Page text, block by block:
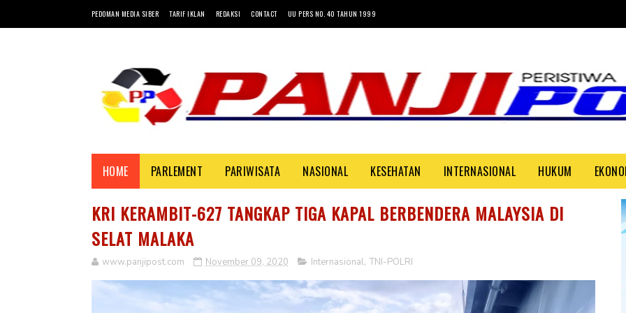
PEDOMAN MEDIA SIBER TARIF IKLAN REDAKSI CONTACT UU PERS NO. 40 TAHUN 1999
HOME PARLEMENT PARIWISATA NASIONAL KESEHATAN INTERNASIONAL HUKUM
KRI KERAMBIT-627 TANGKAP TIGA KAPAL BERBENDERA MALAYSIA DI
SELAT MALAKA
www.panjipost.com November 09, 2020 Internasional, TNI-POLRI